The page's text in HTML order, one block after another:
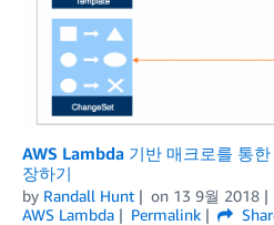
AWS Lambda 기반 매크로를 통
장하기
by Randall Hunt on 13 9월 2018
AWS Lambda
Permalink